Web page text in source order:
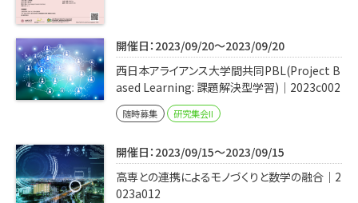
開催日：2023/09/20～2023/09/20
西日本アライアンス大学間共同PBL(Project B
ased Learning: 課題解決型学習)｜2023c002
随時募集 研究集会II
開催日：2023/09/15～2023/09/15
高専との連携によるモノづくりと数学の融合｜2
023a012